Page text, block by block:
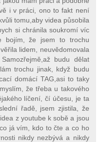
i v práci, ono to fakt není
tomu,aby videa působila
si chránila soukromí víc
bojím, že jsem to trochu
lidem, neuvědomovala
budu dělat
trochu jinak, když budu
domácí TAG,asi to taky
že třeba u takového
líčení, čí účesu, je ta
řadě, jsem zjistila, že
z youtube k sobě a jsou
já vím, kdo to čte a co ho
nikdy nezbývá a nikdy